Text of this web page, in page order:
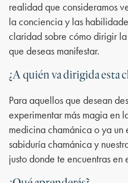
realidad que consideramos
la conciencia y las
claridad sobre cómo dirigir
que deseas manifestar.
¿A quién va dirigida esta
Para aquellos que desean
experimentar más magia en
medicina chamánica o ya
sabiduría chamánica y
justo donde te encuentras en